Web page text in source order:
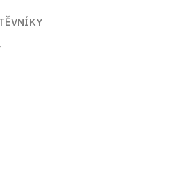
a knihovních fondů a
státním zámku Náchod,
Hrádku u Nechanic a na státním
mobiliáře. V roce 2024 uspěl ve
na pozici kastelána státního